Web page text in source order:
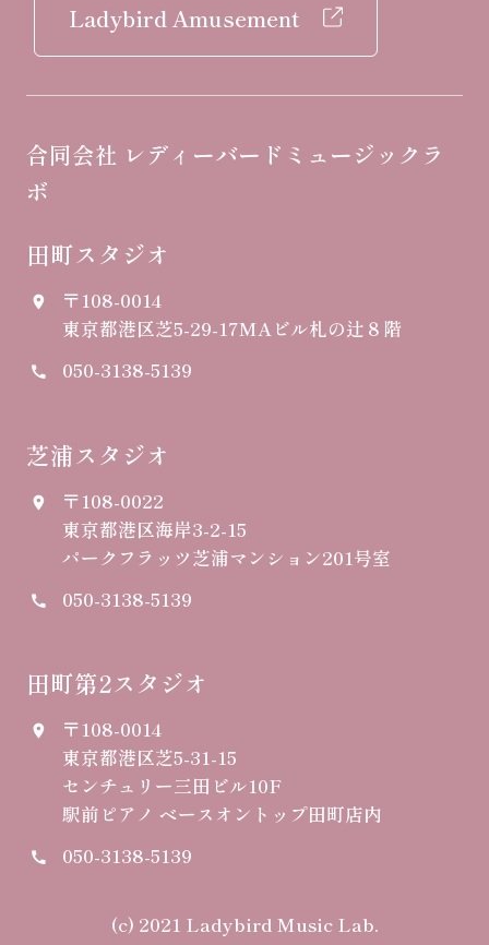
Ladybird Amusement
合同会社 レディーバードミュージックラ
ボ
田町スタジオ
place
〒108-0014
東京都港区芝5-29-17MAビル札の辻８階
call 050-3138-5139
芝浦スタジオ
place
〒108-0022
東京都港区海岸3-2-15
パークフラッツ芝浦マンション201号室
call 050-3138-5139
田町第2スタジオ
place
〒108-0014
東京都港区芝5-31-15
センチュリー三田ビル10F
駅前ピアノ ベースオントップ田町店内
call 050-3138-5139
(c) 2021 Ladybird Music Lab.